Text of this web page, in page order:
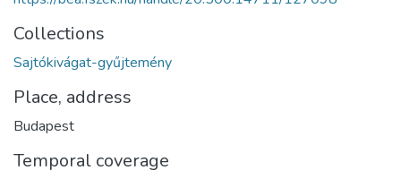
Collections
Sajtókivágat-gyűjtemény
Place, address
Budapest
Temporal coverage